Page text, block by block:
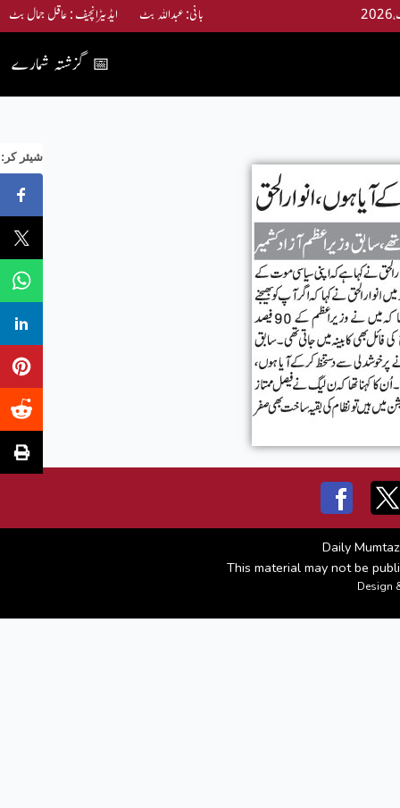
بانی: عبداللہ بٹ ایڈیٹرانچیف : عاقل جمال بٹ
گزشتہ شمارے 📅
:شیئر کر
Daily
This material may not be
Design